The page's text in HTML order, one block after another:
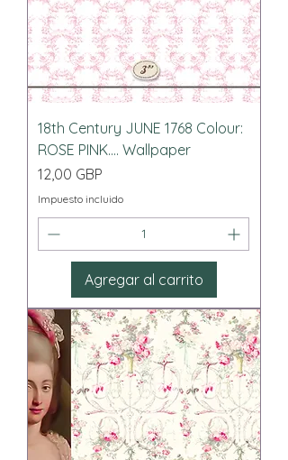
18th Century JUNE 1768 Colour:
ROSE PINK.... Wallpaper
Precio
12,00 GBP
Impuesto incluido
Agregar al carrito